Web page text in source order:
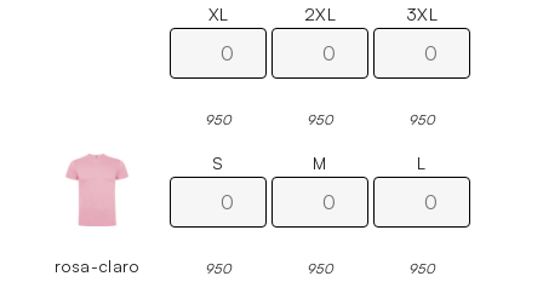
XL
950
2XL
950
3XL
950
rosa-claro
S
950
M
950
L
950